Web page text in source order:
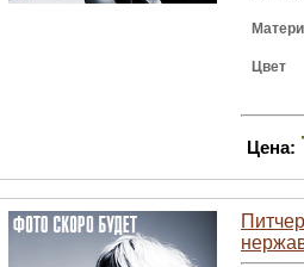
Цвет
Цена: